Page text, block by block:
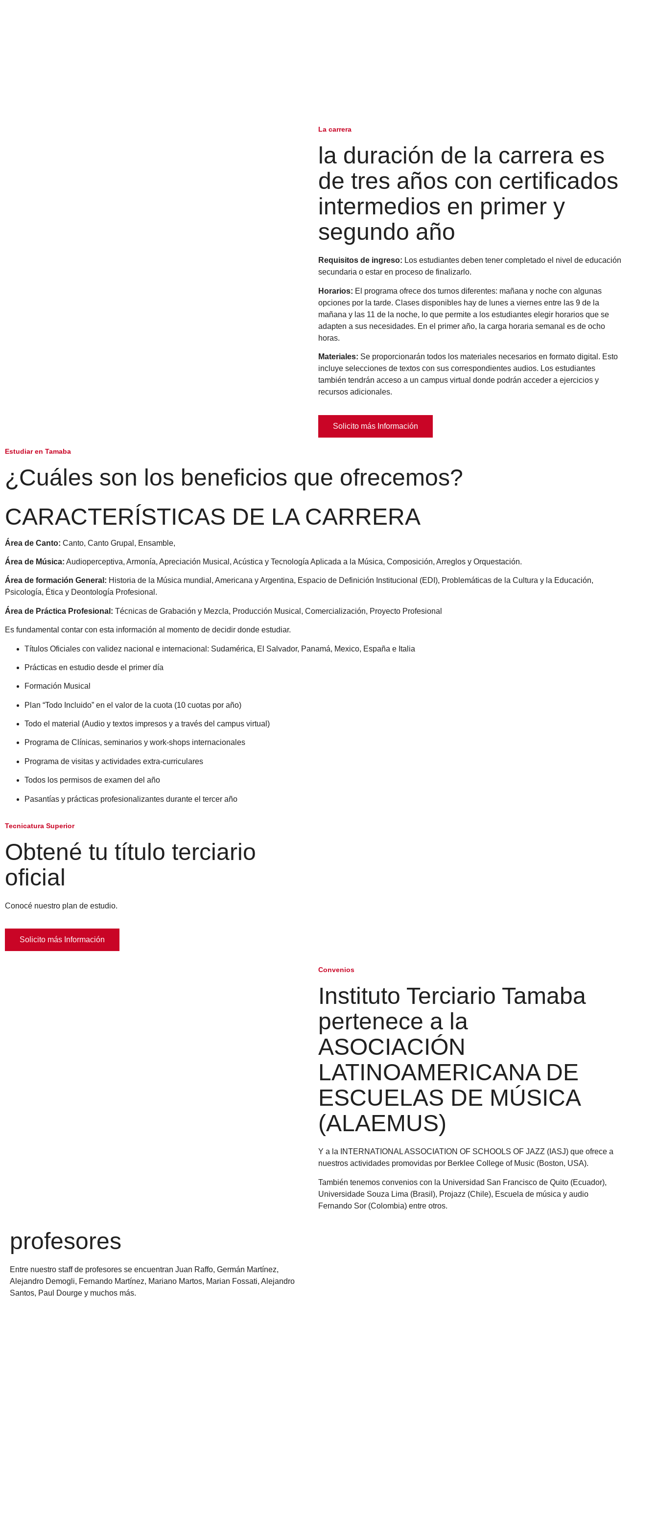
La carrera
la duración de la carrera es
de tres años con certificados
intermedios en primer y
segundo año
Requisitos de ingreso: Los estudiantes deben tener completado el nivel de educación
secundaria o estar en proceso de finalizarlo.
Horarios: El programa ofrece dos turnos diferentes: mañana y noche con algunas
opciones por la tarde. Clases disponibles hay de lunes a viernes entre las 9 de la
mañana y las 11 de la noche, lo que permite a los estudiantes elegir horarios que se
adapten a sus necesidades. En el primer año, la carga horaria semanal es de ocho
horas.
Materiales: Se proporcionarán todos los materiales necesarios en formato digital. Esto
incluye selecciones de textos con sus correspondientes audios. Los estudiantes
también tendrán acceso a un campus virtual donde podrán acceder a ejercicios y
recursos adicionales.
Solicito más Información
Estudiar en Tamaba
¿Cuáles son los beneficios que ofrecemos?
CARACTERÍSTICAS DE LA CARRERA
Área de Canto: Canto, Canto Grupal, Ensamble,
Área de Música: Audioperceptiva, Armonía, Apreciación Musical, Acústica y Tecnología Aplicada a la Música, Composición, Arreglos y Orquestación.
Área de formación General: Historia de la Música mundial, Americana y Argentina, Espacio de Definición Institucional (EDI), Problemáticas de la Cultura y la Educación,
Psicología, Ética y Deontología Profesional.
Área de Práctica Profesional: Técnicas de Grabación y Mezcla, Producción Musical, Comercialización, Proyecto Profesional
Es fundamental contar con esta información al momento de decidir donde estudiar.
Títulos Oficiales con validez nacional e internacional: Sudamérica, El Salvador, Panamá, Mexico, España e Italia
Prácticas en estudio desde el primer día
Formación Musical
Plan “Todo Incluido” en el valor de la cuota (10 cuotas por año)
Todo el material (Audio y textos impresos y a través del campus virtual)
Programa de Clínicas, seminarios y work-shops internacionales
Programa de visitas y actividades extra-curriculares
Todos los permisos de examen del año
Pasantías y prácticas profesionalizantes durante el tercer año
Tecnicatura Superior
Obtené tu título terciario
oficial
Conocé nuestro plan de estudio.
Solicito más Información
Convenios
Instituto Terciario Tamaba
pertenece a la
ASOCIACIÓN
LATINOAMERICANA DE
ESCUELAS DE MÚSICA
(ALAEMUS)
Y a la INTERNATIONAL ASSOCIATION OF SCHOOLS OF JAZZ (IASJ) que ofrece a
nuestros actividades promovidas por Berklee College of Music (Boston, USA).
También tenemos convenios con la Universidad San Francisco de Quito (Ecuador),
Universidade Souza Lima (Brasil), Projazz (Chile), Escuela de música y audio
Fernando Sor (Colombia) entre otros.
profesores
Entre nuestro staff de profesores se encuentran Juan Raffo, Germán Martínez,
Alejandro Demogli, Fernando Martínez, Mariano Martos, Marian Fossati, Alejandro
Santos, Paul Dourge y muchos más.